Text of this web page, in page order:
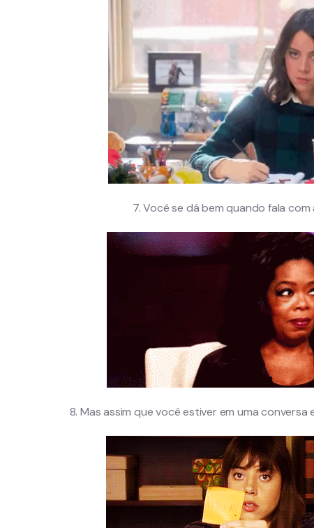
7. Você se dá bem quando fala
8. Mas assim que você estiver em uma